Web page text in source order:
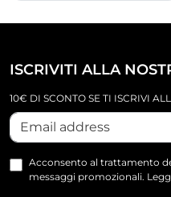
ISCRIVITI ALLA
10€ DI SCONTO SE TI ISCRIVI
Acconsento al trattamento
messaggi promozionali.